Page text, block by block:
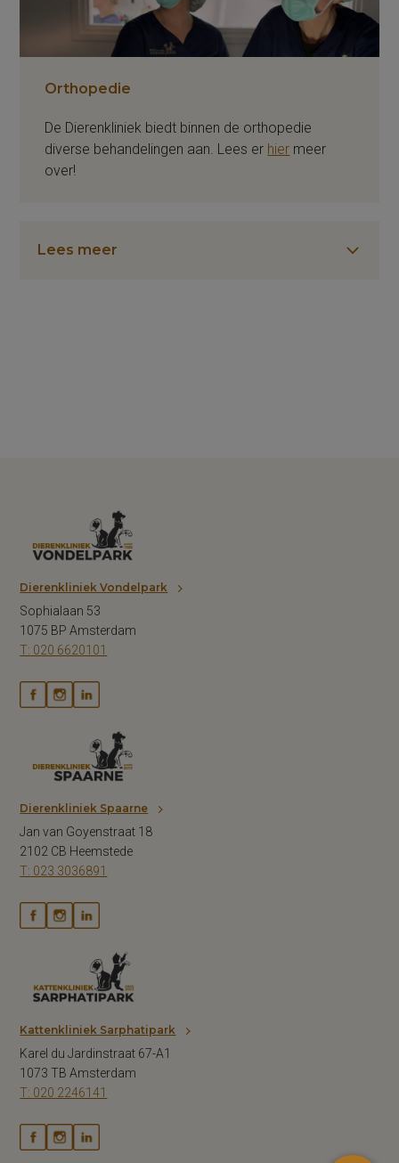
Hoi! Klik op mij om een ​​afspraak te
Orthopedie
De Dierenkliniek biedt binnen de orthopedie
diverse behandelingen aan. Lees er hier meer
over!
Lees meer
Dierenkliniek Vondelpark
Sophialaan 53
1075 BP Amsterdam
T: 020 6620101
Dierenkliniek Spaarne
Jan van Goyenstraat 18
2102 CB Heemstede
T: 023 3036891
Kattenkliniek Sarphatipark
Karel du Jardinstraat 67-A1
1073 TB Amsterdam
T: 020 2246141